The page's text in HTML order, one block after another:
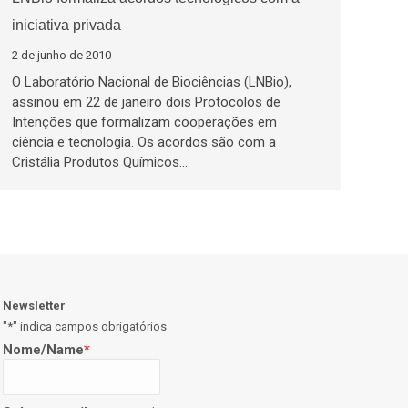
iniciativa privada
2 de junho de 2010
O Laboratório Nacional de Biociências (LNBio),
assinou em 22 de janeiro dois Protocolos de
Intenções que formalizam cooperações em
ciência e tecnologia. Os acordos são com a
Cristália Produtos Químicos…
Newsletter
"*" indica campos obrigatórios
Nome/Name*